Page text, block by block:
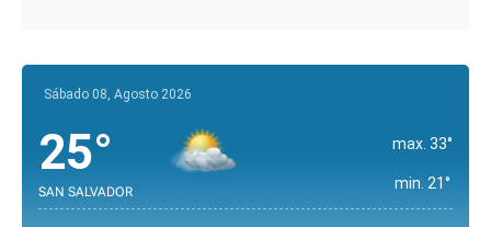
Sábado 08, Agosto 2026
25°
SAN SALVADOR
max. 33°
min. 21°